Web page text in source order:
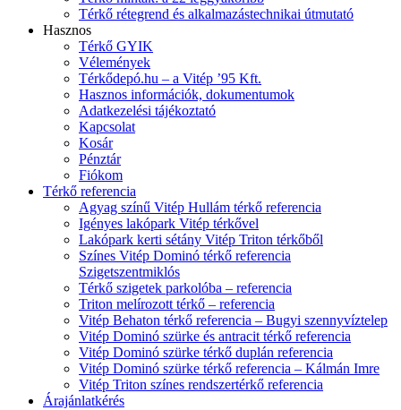
Térkő rétegrend és alkalmazástechnikai útmutató
Hasznos
Térkő GYIK
Vélemények
Térkődepó.hu – a Vitép ’95 Kft.
Hasznos információk, dokumentumok
Adatkezelési tájékoztató
Kapcsolat
Kosár
Pénztár
Fiókom
Térkő referencia
Agyag színű Vitép Hullám térkő referencia
Igényes lakópark Vitép térkővel
Lakópark kerti sétány Vitép Triton térkőből
Színes Vitép Dominó térkő referencia
Szigetszentmiklós
Térkő szigetek parkolóba – referencia
Triton melírozott térkő – referencia
Vitép Behaton térkő referencia – Bugyi szennyvíztelep
Vitép Dominó szürke és antracit térkő referencia
Vitép Dominó szürke térkő duplán referencia
Vitép Dominó szürke térkő referencia – Kálmán Imre
Vitép Triton színes rendszertérkő referencia
Árajánlatkérés